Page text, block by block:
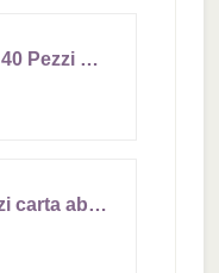
Anpro Kit da 40 Pezzi Carta Abrasiva,Carta Vetrata in Grane 320/400/ 600/ 800/ 1000/ 1200/ 1500/ 2000/ 2500/ 3000,Impermeabile Levigatura a Secco e Umido Sandpaper
Set di 60 pezzi carta abrasiva,carta abrasiva per legno,grana 80 120 150 180 240 320 400 600 800 1000 1200 1500 2000 2500 3000,utilizzabile a secco e bagnato,adatto per auto, pietra, vernice, metallo